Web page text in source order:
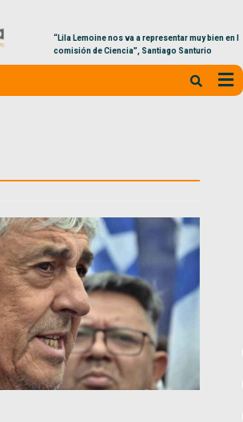
“Lila Lemoine nos va a representar muy bien en la
comisión de Ciencia”, Santiago Santurio